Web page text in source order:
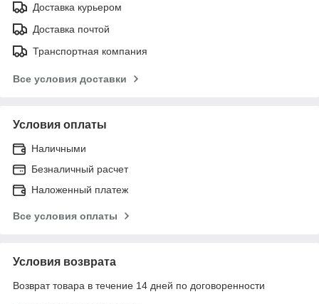
Доставка курьером
Доставка почтой
Транспортная компания
Все условия доставки
Условия оплаты
Наличными
Безналичный расчет
Наложенный платеж
Все условия оплаты
Условия возврата
Возврат товара в течение 14 дней по договоренности